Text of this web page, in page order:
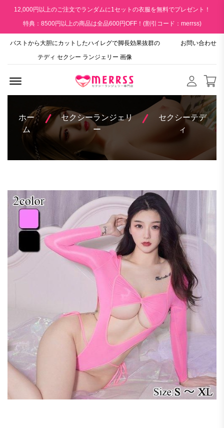
12,000円以上のご注文でランダムに1セットの衣服を無料でプレゼント！
特典：8500円以上の商品は全品600円OFF！(割引コード：merrss)
バストから大胆にカットしたハイレグで脚長効果抜群の
テディ セクシー ランジェリー 画像
お問い合わせ
ホー
ム
セクシーランジェリ
ー
セクシーテデ
ィ